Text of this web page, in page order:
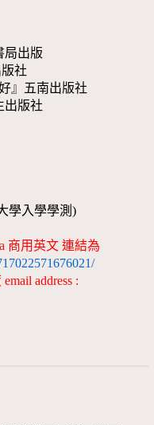
局出版
社
』五南出版社
出版社
學入學學測)
商用英文 連結為
address :